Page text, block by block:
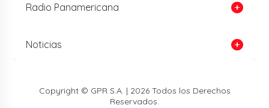
Radio Panamericana
Noticias
Copyright © GPR S.A. | 2026 Todos los Derechos
Reservados.